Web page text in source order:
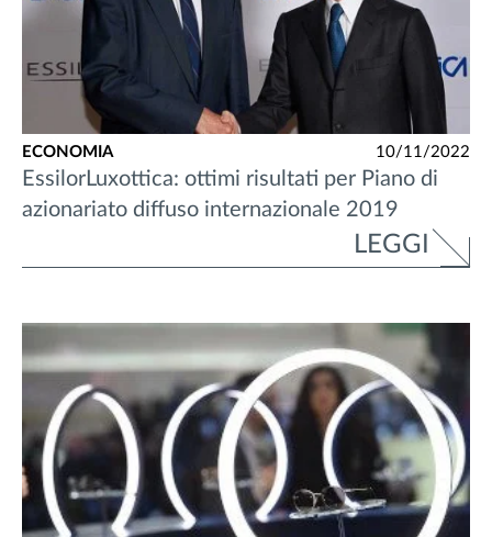
ECONOMIA 10/11/2022
EssilorLuxottica: ottimi risultati per Piano di
azionariato diffuso internazionale 2019
LEGGI